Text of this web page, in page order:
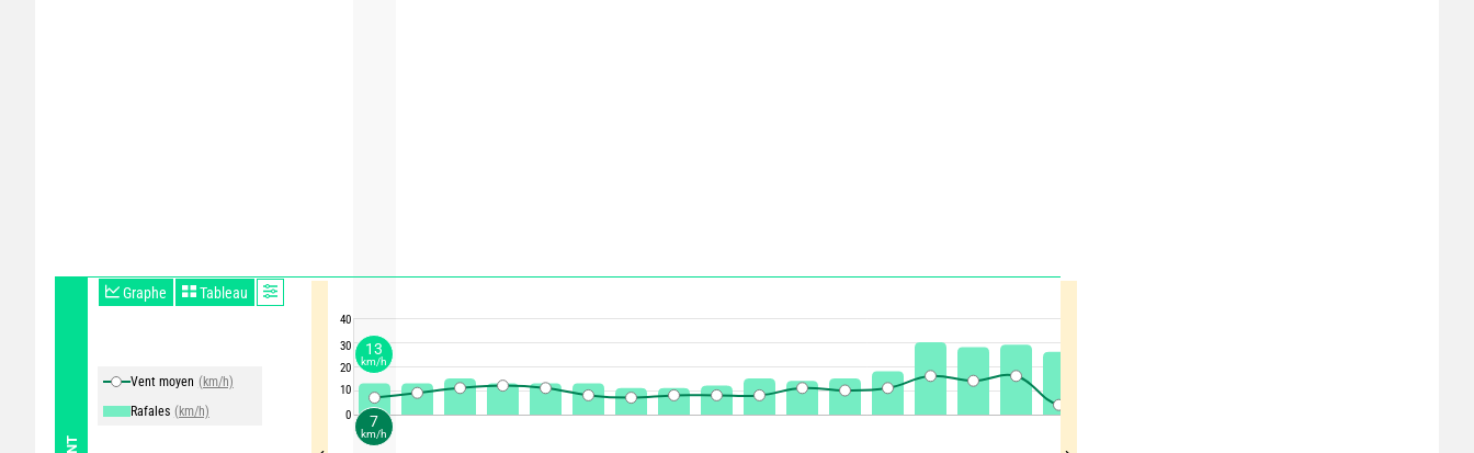
Graphe Tableau
Vent moyen (km/h)
Rafales (km/h)
40
30
20
10
0
7
km/h
13
km/h